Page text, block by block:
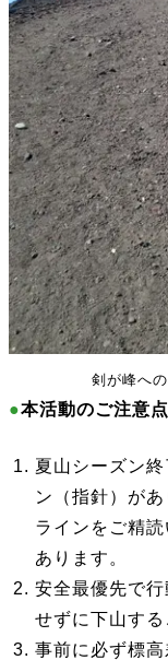
剣が峰へ
●本活動のご注意点
夏山シーズン
ン（指針）が
ラインをご精
あります。
安全最優先で
せずに下山する
事前に必ず標